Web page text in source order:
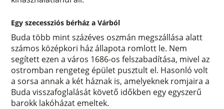
Egy szecessziós bérház a Várból
Buda több mint százéves oszmán megszállása alatt
számos középkori ház állapota romlott le. Nem
segített ezen a város 1686-os felszabadítása, mivel az
ostromban rengeteg épület pusztult el. Hasonló volt
a sorsa annak a két háznak is, amelyeknek romjaira a
Buda visszafoglalását követő időkben egy egyszerű
barokk lakóházat emeltek.